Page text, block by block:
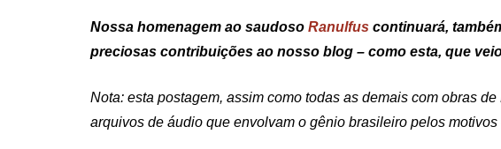
Nossa homenagem ao saudoso Ranulfus continuará,
preciosas contribuições ao nosso blog – como esta, que veio
Nota: esta postagem, assim como todas as demais com obras
arquivos de áudio que envolvam o gênio brasileiro pelos motivos